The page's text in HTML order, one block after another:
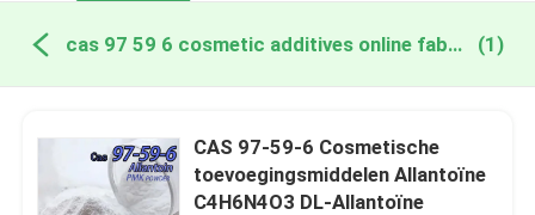
cas 97 59 6 cosmetic additives online fabricage (1)
CAS 97-59-6 Cosmetische
toevoegingsmiddelen Allantoïne
C4H6N4O3 DL-Allantoïne